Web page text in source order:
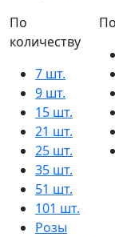
По
количеству
7 шт.
9 шт.
15 шт.
21 шт.
25 шт.
35 шт.
51 шт.
101 шт.
Розы